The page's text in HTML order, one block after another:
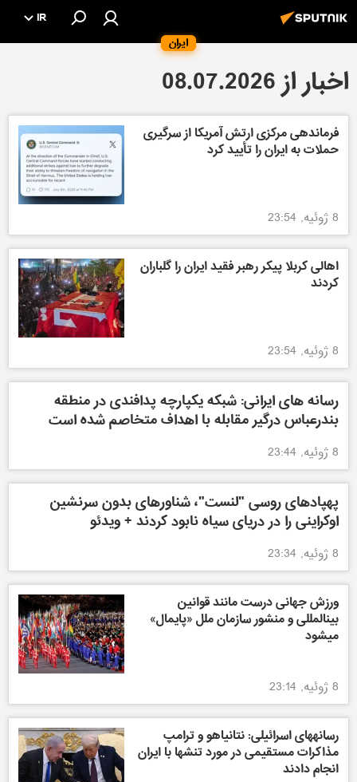
ایران
IR
اخبار از 08.07.2026
فرماندهی مرکزی ارتش آمریکا از سرگیری
حملات به ایران را تأیید کرد
8 ژوئیه, 23:54
اهالی کربلا پیکر رهبر فقید ایران را گلباران
کردند
8 ژوئیه, 23:54
رسانه های ایرانی: شبکه یکپارچه پدافندی در منطقه
بندرعباس درگیر مقابله با اهداف متخاصم شده است
8 ژوئیه, 23:44
پهپادهای روسی "لنست"، شناورهای بدون سرنشین
اوکراینی را در دریای سیاه نابود کردند + ویدئو
8 ژوئیه, 23:34
ورزش جهانی درست مانند قوانین
بینالمللی و منشور سازمان ملل «پایمال»
میشود
8 ژوئیه, 23:14
رسانههای اسرائیلی: نتانیاهو و ترامپ
مذاکرات مستقیمی در مورد تنشها با ایران
انجام دادند